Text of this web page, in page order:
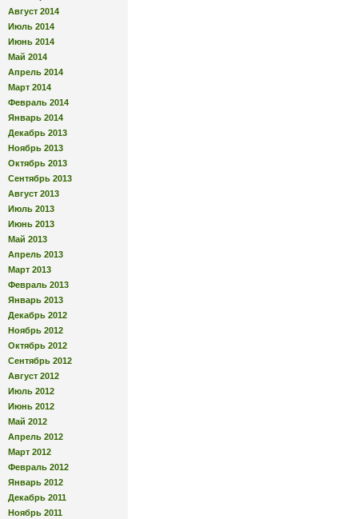
Август 2014
Июль 2014
Июнь 2014
Май 2014
Апрель 2014
Март 2014
Февраль 2014
Январь 2014
Декабрь 2013
Ноябрь 2013
Октябрь 2013
Сентябрь 2013
Август 2013
Июль 2013
Июнь 2013
Май 2013
Апрель 2013
Март 2013
Февраль 2013
Январь 2013
Декабрь 2012
Ноябрь 2012
Октябрь 2012
Сентябрь 2012
Август 2012
Июль 2012
Июнь 2012
Май 2012
Апрель 2012
Март 2012
Февраль 2012
Январь 2012
Декабрь 2011
Ноябрь 2011